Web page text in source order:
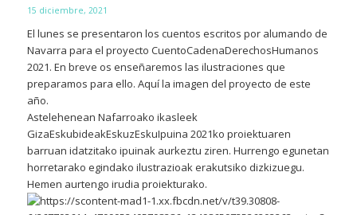
15 diciembre, 2021
El lunes se presentaron los cuentos escritos por alumando de
Navarra para el proyecto CuentoCadenaDerechosHumanos
2021. En breve os enseñaremos las ilustraciones que
preparamos para ello. Aquí la imagen del proyecto de este
año.
Astelehenean Nafarroako ikasleek
GizaEskubideakEskuzEskuIpuina 2021ko proiektuaren
barruan idatzitako ipuinak aurkeztu ziren. Hurrengo egunetan
horretarako egindako ilustrazioak erakutsiko dizkizuegu.
Hemen aurtengo irudia proiekturako.